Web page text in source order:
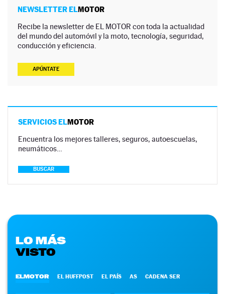
NEWSLETTER ELMOTOR
Recibe la newsletter de EL MOTOR con toda la actualidad
del mundo del automóvil y la moto, tecnología, seguridad,
conducción y eficiencia.
APÚNTATE
SERVICIOS ELMOTOR
Encuentra los mejores talleres, seguros, autoescuelas,
neumáticos…
BUSCAR
LO MÁS
VISTO
ELMOTOR EL HUFFPOST EL PAÍS AS CADENA SER